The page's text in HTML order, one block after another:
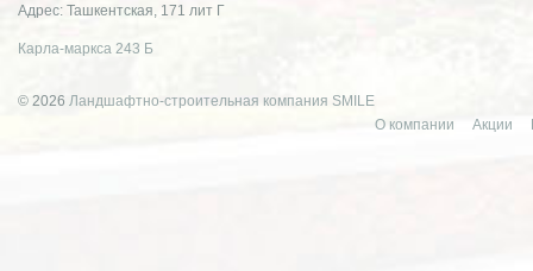
Адрес: Ташкентская, 171 лит Г
Карла-маркса 243 Б
© 2026 Ландшафтно-строительная компания SMILE
О компании
Акции